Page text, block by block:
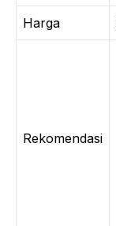
Harga
Rekomendasi